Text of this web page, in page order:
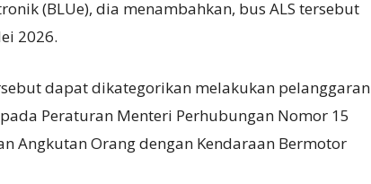
(BLUe), dia menambahkan, bus ALS tersebut
2026.
dapat dikategorikan melakukan pelanggaran
Peraturan Menteri Perhubungan Nomor 15
Angkutan Orang dengan Kendaraan Bermotor